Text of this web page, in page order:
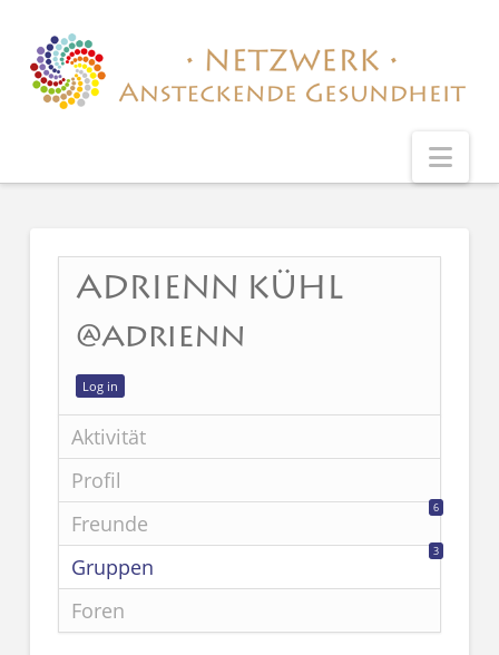
ADRIENN KÜHL
@adrienn
Log in
Aktivität
Profil
Freunde
6
Gruppen
3
Foren